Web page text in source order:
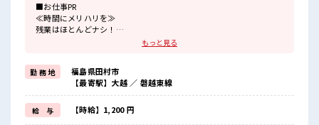
■お仕事PR
≪時間にメリハリを≫
残業はほとんどナシ！
場合によってはお願いすることもあります♪
週末は家族や友人と一緒にプライベート満喫！
≪機能的な制服アリ≫
制服があるので、
毎日の服装の悩み解消♪
≪未経験でも活躍できる≫
新しいことにチャレンジするのは不安だけど、
もっと見る
勤 務 地
福島県田村市
【最寄駅】大越 ／ 磐越東線
給 与 【時給】1,200 円